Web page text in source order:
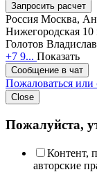
Запросить расчет
Россия Москва,
Нижегородская 10
Голотов Владислав
+7 9... Показать
Сообщение в чат
Пожаловаться
Close
Пожалуйста,
Контент,
авторские